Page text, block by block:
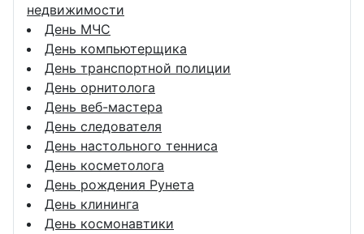
недвижимости
День МЧС
День компьютерщика
День транспортной полиции
День орнитолога
День веб-мастера
День следователя
День настольного тенниса
День косметолога
День рождения Рунета
День клининга
День космонавтики